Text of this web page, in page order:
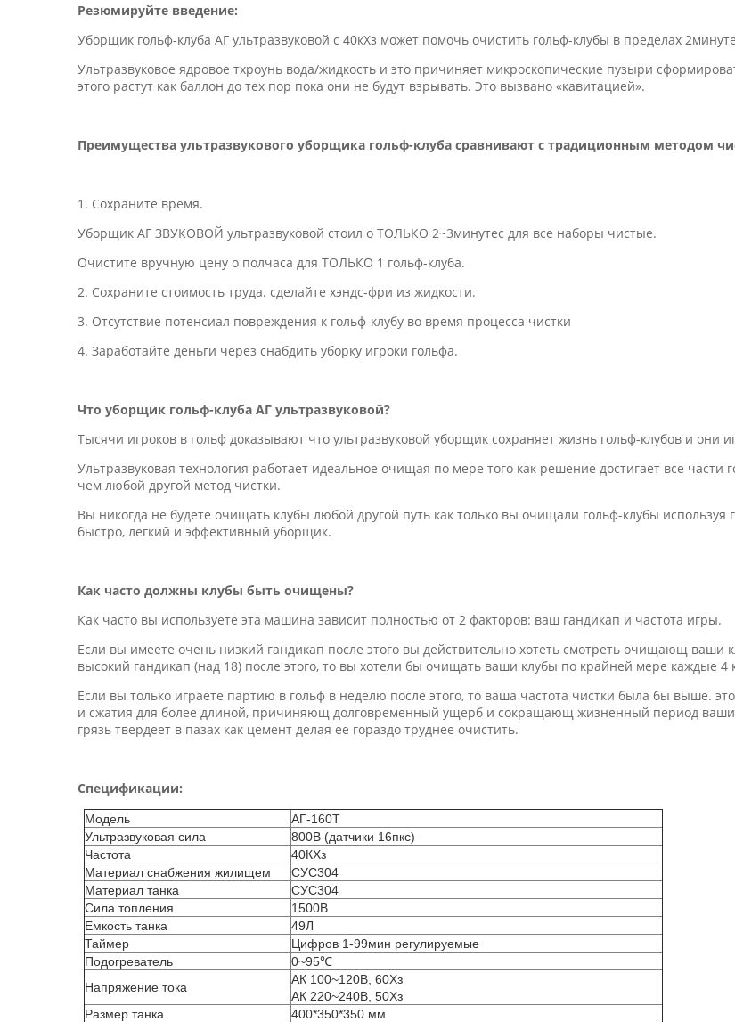
Резюмируйте введение:
Уборщик гольф-клуба АГ ультразвуковой с 40кХз может помочь очистить гольф-клубы в пределах
Ультразвуковое ядровое тхроунь вода/жидкость и это причиняет микроскопические пузыри
этого растут как баллон до тех пор пока они не будут взрывать. Это вызвано «кавитацией».
Преимущества ультразвукового уборщика гольф-клуба сравнивают с традиционным методом
1. Сохраните время.
Уборщик АГ ЗВУКОВОЙ ультразвуковой стоил о ТОЛЬКО 2~3минутес для все наборы чистые.
Очистите вручную цену о полчаса для ТОЛЬКО 1 гольф-клуба.
2. Сохраните стоимость труда. сделайте хэндс-фри из жидкости.
3. Отсутствие потенсиал повреждения к гольф-клубу во время процесса чистки
4. Заработайте деньги через снабдить уборку игроки гольфа.
Что уборщик гольф-клуба АГ ультразвуковой?
Тысячи игроков в гольф доказывают что ультразвуковой уборщик сохраняет жизнь гольф-клубов и
Ультразвуковая технология работает идеальное очищая по мере того как решение достигает все
чем любой другой метод чистки.
Вы никогда не будете очищать клубы любой другой путь как только вы очищали гольф-клубы
быстро, легкий и эффективный уборщик.
Как часто должны клубы быть очищены?
Как часто вы используете эта машина зависит полностью от 2 факторов: ваш гандикап и частота игры.
Если вы имеете очень низкий гандикап после этого вы действительно хотеть смотреть очищающ ваши
высокий гандикап (над 18) после этого, то вы хотели бы очищать ваши клубы по крайней мере каждые 4
Если вы только играете партию в гольф в неделю после этого, то ваша частота чистки была бы выше.
и сжатия для более длиной, причиняющ долговременный ущерб и сокращающ жизненный период
грязь твердеет в пазах как цемент делая ее гораздо труднее очистить.
Спецификации:
Модель
АГ-160Т
Ультразвуковая сила
800В (датчики 16пкс)
Частота
40КХз
Материал снабжения жилищем
СУС304
Материал танка
СУС304
Сила топления
1500В
Емкость танка
49Л
Таймер
Цифров 1-99мин регулируемые
Подогреватель
0~95℃
Напряжение тока
АК 100~120В, 60Хз
АК 220~240В, 50Хз
Размер танка
400*350*350 мм